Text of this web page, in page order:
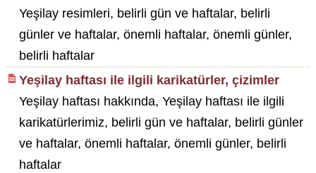
Yeşilay resimleri, belirli gün ve haftalar, belirli
günler ve haftalar, önemli haftalar, önemli günler,
belirli haftalar
Yeşilay haftası ile ilgili karikatürler, çizimler
Yeşilay haftası hakkında, Yeşilay haftası ile ilgili
karikatürlerimiz, belirli gün ve haftalar, belirli günler
ve haftalar, önemli haftalar, önemli günler, belirli
haftalar